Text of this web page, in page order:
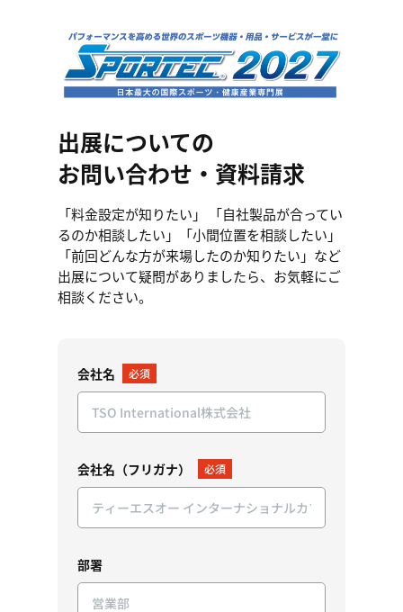
出展についての
お問い合わせ・資料請求
「料金設定が知りたい」 「自社製品が合ってい
るのか相談したい」
「小間位置を相談したい」
「前回どんな方が来場したのか知りたい」など
出展について疑問がありましたら、お気軽にご
相談ください。
会社名 必須
会社名（フリガナ） 必須
部署